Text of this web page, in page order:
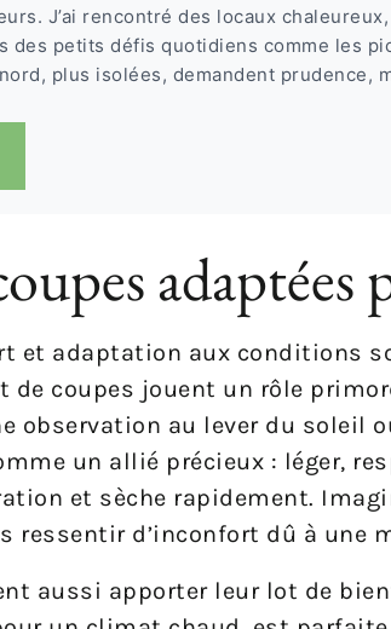
J’ai rencontré des locaux
des petits défis quotidiens comme les
plus isolées, demandent prudence,
et adaptation aux conditions
de coupes jouent un rôle
observation au lever du soleil
un allié précieux : léger,
et sèche rapidement.
ressentir d’inconfort dû à une
aussi apporter leur lot de